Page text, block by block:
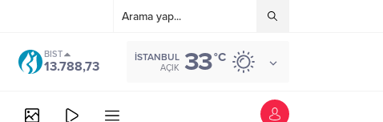
BIST
13.788,73
İSTANBUL
AÇIK 33°C